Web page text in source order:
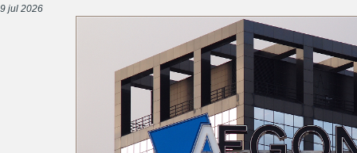
9 jul 2026